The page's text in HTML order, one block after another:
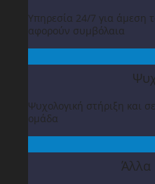
Υπηρεσία 24/7 για άμεση
αφορούν συμβόλαια
Ψυχολογική στήριξη και
ομάδα
Άλλα